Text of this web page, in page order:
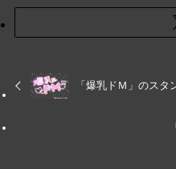
「爆乳ドＭ」のスタ